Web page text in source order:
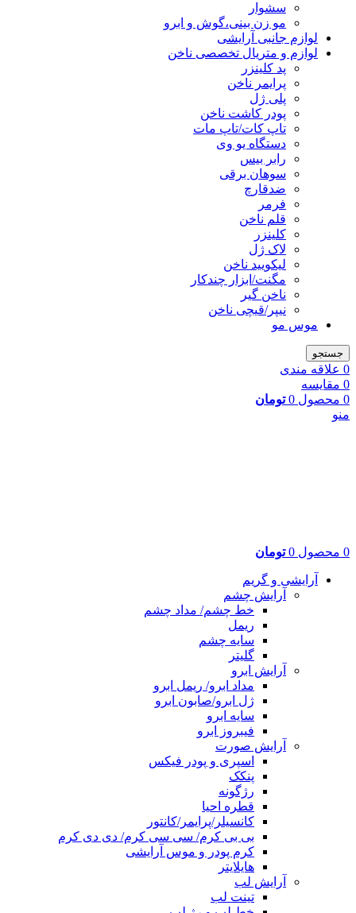
سشوار
مو زن بینی،گوش و ابرو
لوازم جانبی آرایشی
لوازم و متریال تخصصی ناخن
پد کلینزر
پرایمر ناخن
پلی ژل
پودر کاشت ناخن
تاپ کات/تاپ مات
دستگاه یو وی
رابر بیس
سوهان برقی
ضدقارچ
فرمر
قلم ناخن
کلینزر
لاک ژل
لیکوييد ناخن
مگنت/ابزار چندکار
ناخن گیر
نیپر/قیچی ناخن
موس مو
جستجو
0 علاقه مندی
0 مقایسه
0 محصول 0 تومان
منو
0 محصول 0 تومان
آرایشی و گریم
آرایش چشم
خط چشم/ مداد چشم
ریمل
سایه چشم
گلیتر
آرایش ابرو
مداد ابرو/ ریمل ابرو
ژل ابرو/صابون ابرو
سایه ابرو
فیبروز ابرو
آرایش صورت
اسپری و پودر فیکس
پنکک
رژگونه
قطره احیا
کانسیلر/پرایمر/کانتور
بی بی کرم/ سی سی کرم/ دی دی کرم
کرم پودر و موس آرایشی
هایلایتر
آرایش لب
تینت لب